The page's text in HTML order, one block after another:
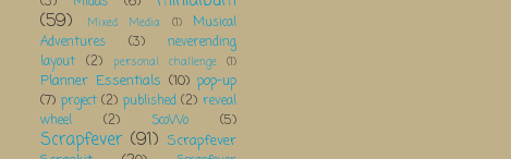
(59) Mixed Media (1)
Musical
Adventures
(3)
neverending
layout (2) personal challenge (1)
Planner Essentials (10) pop-up
(7) project (2) published (2) reveal
wheel
(2) ScoWo (5)
Scrapfever (91) Scrapfever